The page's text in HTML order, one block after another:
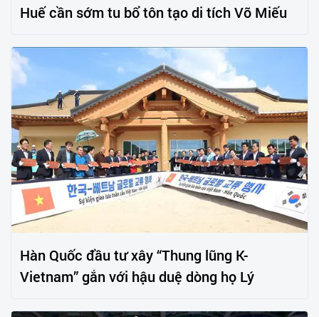
Huế cần sớm tu bổ tôn tạo di tích Võ Miếu
Hàn Quốc đầu tư xây “Thung lũng K-
Vietnam” gắn với hậu duệ dòng họ Lý